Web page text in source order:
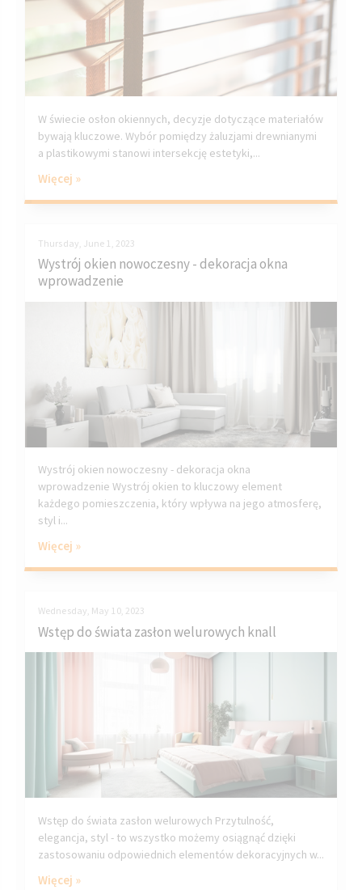
W świecie osłon okiennych, decyzje dotyczące materiałów
bywają kluczowe. Wybór pomiędzy żaluzjami drewnianymi
a plastikowymi stanowi intersekcję estetyki,...
Więcej »
Thursday, June 1, 2023
Wystrój okien nowoczesny - dekoracja okna
wprowadzenie
Wystrój okien nowoczesny - dekoracja okna
wprowadzenie Wystrój okien to kluczowy element
każdego pomieszczenia, który wpływa na jego atmosferę,
styl i...
Więcej »
Wednesday, May 10, 2023
Wstęp do świata zasłon welurowych knall
Wstęp do świata zasłon welurowych Przytulność,
elegancja, styl - to wszystko możemy osiągnąć dzięki
zastosowaniu odpowiednich elementów dekoracyjnych w...
Więcej »